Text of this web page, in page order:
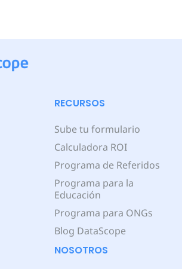
RECURSOS
Sube tu formulario
Calculadora ROI
Programa de Referidos
Programa para la
Educación
Programa para ONGs
Blog DataScope
NOSOTROS